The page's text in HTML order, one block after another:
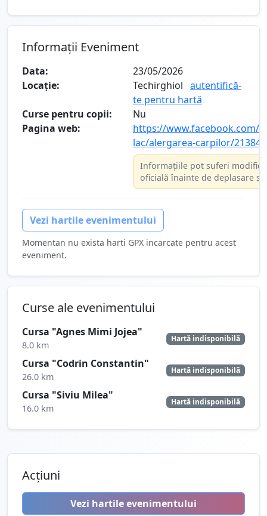
Informații Eveniment
Data:
23/05/2026
Locație:
Techirghiol autentifică-
te pentru hartă
Curse pentru copii:
Nu
Pagina web:
https://www.facebook.com/
lac/alergarea-carpilor/
Informațiile pot suferi
oficială înainte de deplasare
Vezi hartile evenimentului
Momentan nu exista harti GPX incarcate pentru acest
eveniment.
Curse ale evenimentului
Cursa "Agnes Mimi Jojea"
8.0 km
Hartă indisponibilă
Cursa "Codrin Constantin"
26.0 km
Hartă indisponibilă
Cursa "Siviu Milea"
16.0 km
Hartă indisponibilă
Acțiuni
Vezi hartile evenimentului